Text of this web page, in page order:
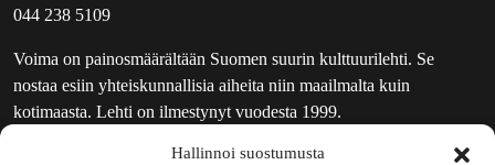
Hallinnoi suostumusta
044 238 5109
Voima on painosmäärältään Suomen suurin kulttuurilehti. Se
nostaa esiin yhteiskunnallisia aiheita niin maailmalta kuin
kotimaasta. Lehti on ilmestynyt vuodesta 1999.